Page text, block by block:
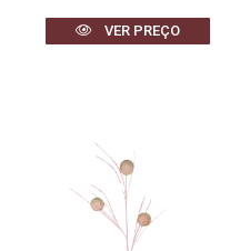
VER PREÇO